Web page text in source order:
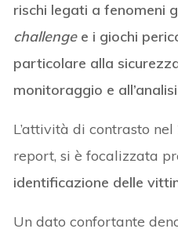
rischi legati a fenomeni
challengee i giochi
particolare alla
monitoraggio e
L’attività di contrasto
report, si è focalizzata
identificazione delle
Un dato confortante